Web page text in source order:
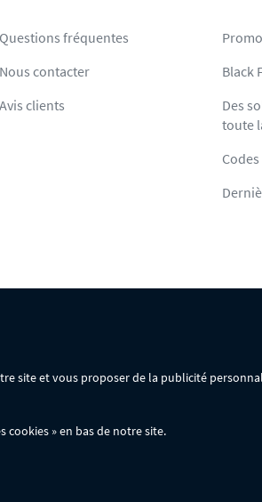
Questions fréquentes
Nous contacter
Avis clients
Black
Des
toute
site et vous proposer de la publicité
cookies » en bas de notre site.